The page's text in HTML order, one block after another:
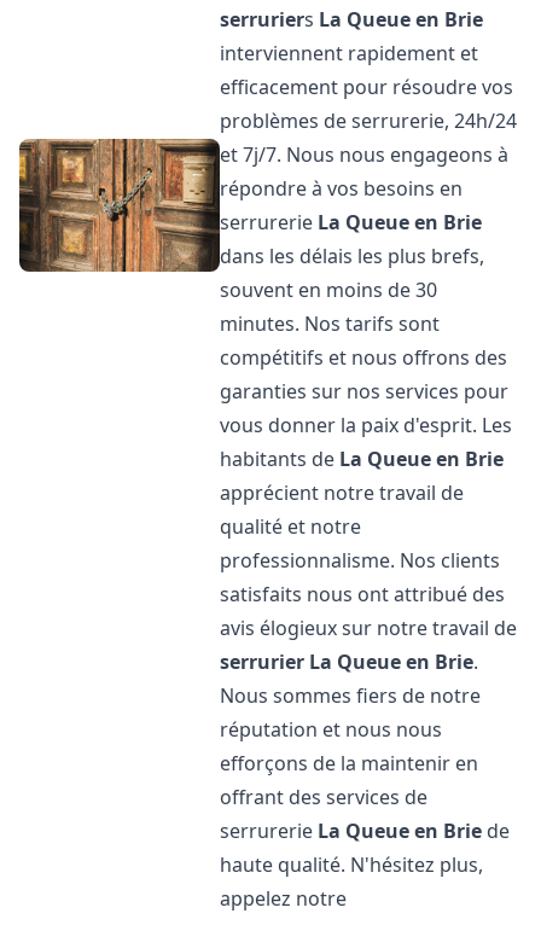
serruriers La Queue en Brie
interviennent rapidement et
efficacement pour résoudre vos
problèmes de serrurerie, 24h/24
et 7j/7. Nous nous engageons à
répondre à vos besoins en
serrurerie La Queue en Brie
dans les délais les plus brefs,
souvent en moins de 30
minutes. Nos tarifs sont
compétitifs et nous offrons des
garanties sur nos services pour
vous donner la paix d'esprit. Les
habitants de La Queue en Brie
apprécient notre travail de
qualité et notre
professionnalisme. Nos clients
satisfaits nous ont attribué des
avis élogieux sur notre travail de
serrurier La Queue en Brie.
Nous sommes fiers de notre
réputation et nous nous
efforçons de la maintenir en
offrant des services de
serrurerie La Queue en Brie de
haute qualité. N'hésitez plus,
appelez notre